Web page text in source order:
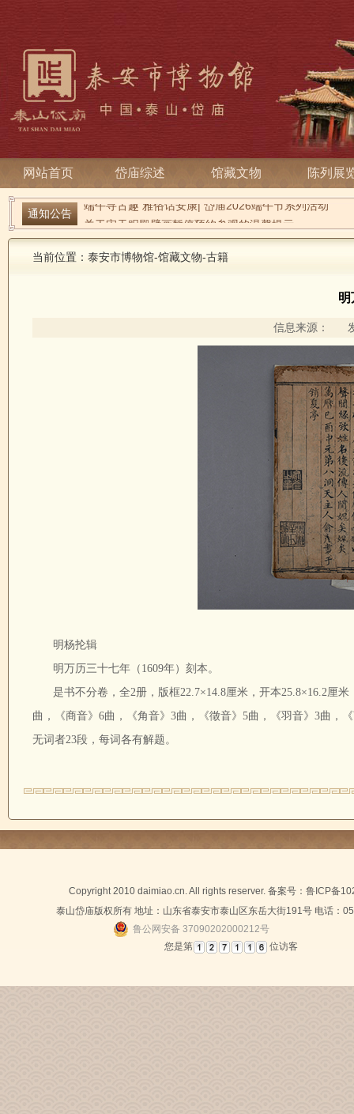
网站首页 岱庙综述 馆藏文物 陈列展
通知公告
端午寻古趣 雅俗话安康| 岱庙2026端午节系列活动
关于宋天贶殿壁画暂停预约参观的温馨提示
当前位置： 泰安市博物馆-馆藏文物-古籍
明
信息来源：
明杨抡辑
明万历三十七年（1609年）刻本。
是书不分卷，全2册，版框22.7×14.8厘米，开本25.8×16.2厘
曲，《商音》6曲，《角音》3曲，《徵音》5曲，《羽音》3曲，
无词者23段，每词各有解题。
Copyright 2010 daimiao.cn. All rights reserver. 备案号： 鲁ICP备
泰山岱庙版权所有 地址：山东省泰安市泰山区东岳大街191号 电话：
鲁公网安备 37090202000212号
您是第
位访客